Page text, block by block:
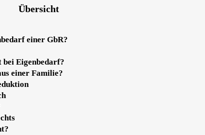
Übersicht
einer GbR?
Eigenbedarf?
einer Familie?